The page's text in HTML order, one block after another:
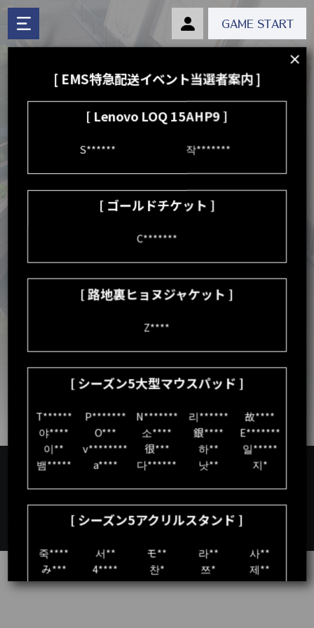
GAME START
ミッションをクリアして、景品に応募してみましょう！
2024年10月17日(木) 16:00 (JST) ~ 2024年11月13日(水) 23:59 (JST)まで
PC版を見る
イベントの詳細は
公式ホームページのPC版からご確認ください。
[ EMS特急配送イベント当選者案内 ]
[ Lenovo LOQ 15AHP9 ]
S****** 작*******
[ ゴールドチケット ]
C*******
[ 路地裏ヒョヌジャケット ]
Z****
[ シーズン5大型マウスパッド ]
T******
야****
이**
뱀*****
P*******
O***
v********
a****
N*******
소****
很***
다******
리******
銀****
하**
낫**
故****
E*******
일*****
지*
[ シーズン5アクリルスタンド ]
죽****
み***
T******
서**
4****
귀*****
モ**
찬*
빈****
라**
쯔*
고****
사**
제**
냥******
COPYRIGHT ©NIMBLE NEURON CORPORATION. ALL RIGHTS
RESERVED. | PARTNERSHIP INQUIRIES:
eternalreturn@nimbleneuron.com